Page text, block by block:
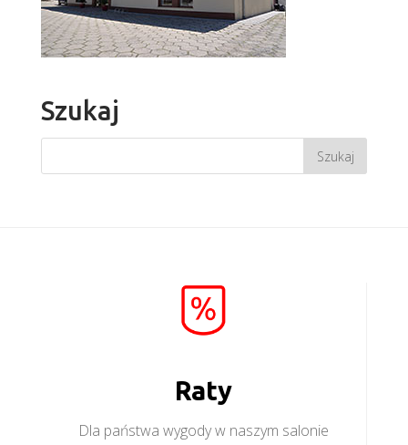
Szukaj
Raty
Dla państwa wygody w naszym salonie